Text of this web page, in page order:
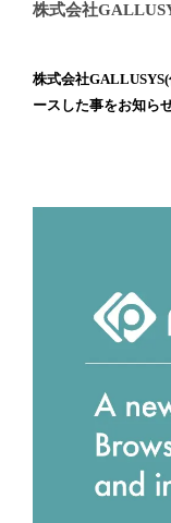
株式会社
株式会社
ースした事をお知ら